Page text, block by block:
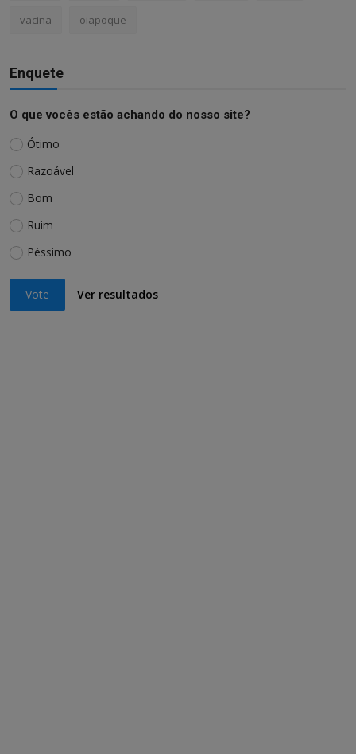
vacina oiapoque
Enquete
O que vocês estão achando do nosso site?
Ótimo
Razoável
Bom
Ruim
Péssimo
Vote Ver resultados